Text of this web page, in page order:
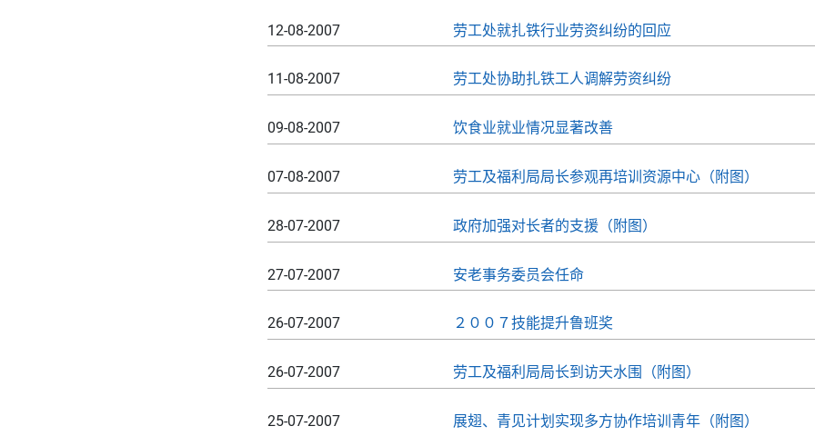
劳工处就扎铁行业劳资纠纷的回应
12-08-2007
劳工处协助扎铁工人调解劳资纠纷
11-08-2007
饮食业就业情况显著改善
09-08-2007
劳工及福利局局长参观再培训资源中心（附图）
07-08-2007
政府加强对长者的支援（附图）
28-07-2007
安老事务委员会任命
27-07-2007
２００７技能提升鲁班奖
26-07-2007
劳工及福利局局长到访天水围（附图）
26-07-2007
展翅、青见计划实现多方协作培训青年（附图）
25-07-2007